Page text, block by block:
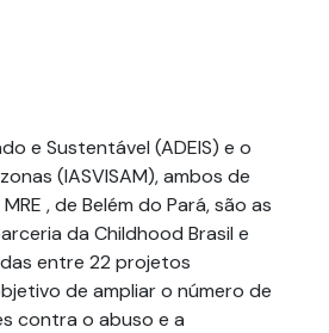
e Sustentável (ADEIS) e o
(IASVISAM), ambos de
, de Belém do Pará, são as
da Childhood Brasil e
entre 22 projetos
de ampliar o número de
contra o abuso e a